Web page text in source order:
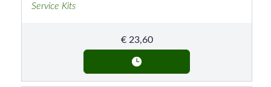
Service Kits
€23,60